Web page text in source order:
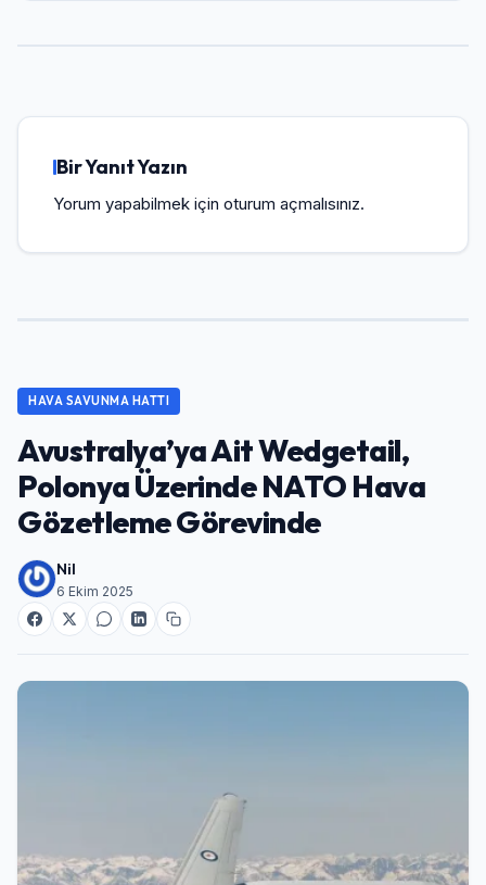
Bir Yanıt Yazın
Yorum yapabilmek için oturum açmalısınız.
HAVA SAVUNMA HATTI
Avustralya’ya Ait Wedgetail,
Polonya Üzerinde NATO Hava
Gözetleme Görevinde
Nil
6 Ekim 2025
Kullanıcı Adı veya E-posta